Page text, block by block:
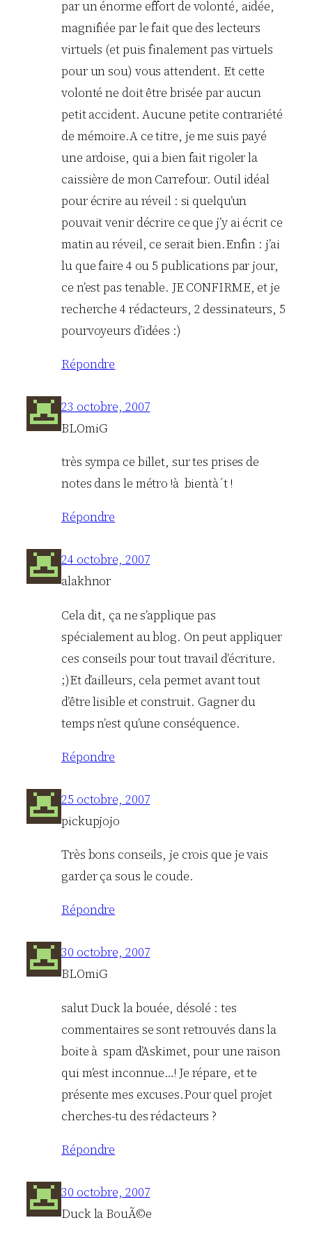
par un énorme effort de volonté, aidée,
magnifiée par le fait que des lecteurs
virtuels (et puis finalement pas virtuels
pour un sou) vous attendent. Et cette
volonté ne doit être brisée par aucun
petit accident. Aucune petite contrariété
de mémoire.A ce titre, je me suis payé
une ardoise, qui a bien fait rigoler la
caissière de mon Carrefour. Outil idéal
pour écrire au réveil : si quelqu’un
pouvait venir décrire ce que j’y ai écrit ce
matin au réveil, ce serait bien.Enfin : j’ai
lu que faire 4 ou 5 publications par jour,
ce n’est pas tenable. JE CONFIRME, et je
recherche 4 rédacteurs, 2 dessinateurs, 5
pourvoyeurs d’idées :)
Répondre
23 octobre, 2007
BLOmiG
très sympa ce billet, sur tes prises de
notes dans le métro !à bientà´t !
Répondre
24 octobre, 2007
alakhnor
Cela dit, ça ne s’applique pas
spécialement au blog. On peut appliquer
ces conseils pour tout travail d’écriture.
;)Et d’ailleurs, cela permet avant tout
d’être lisible et construit. Gagner du
temps n’est qu’une conséquence.
Répondre
25 octobre, 2007
pickupjojo
Très bons conseils, je crois que je vais
garder ça sous le coude.
Répondre
30 octobre, 2007
BLOmiG
salut Duck la bouée, désolé : tes
commentaires se sont retrouvés dans la
boite à spam d’Askimet, pour une raison
qui m’est inconnue…! Je répare, et te
présente mes excuses.Pour quel projet
cherches-tu des rédacteurs ?
Répondre
30 octobre, 2007
Duck la BouÃ©e